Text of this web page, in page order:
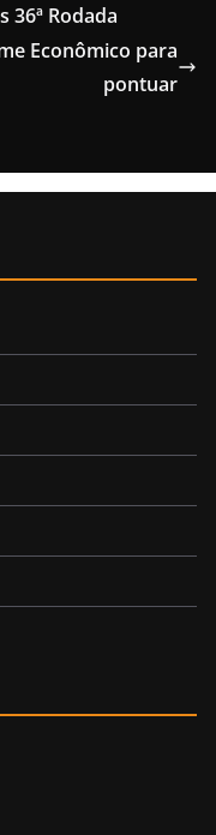
36ª Rodada
Econômico para
pontuar